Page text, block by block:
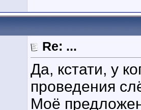
Re: ...
Да, кстати, у
проведения
Моё